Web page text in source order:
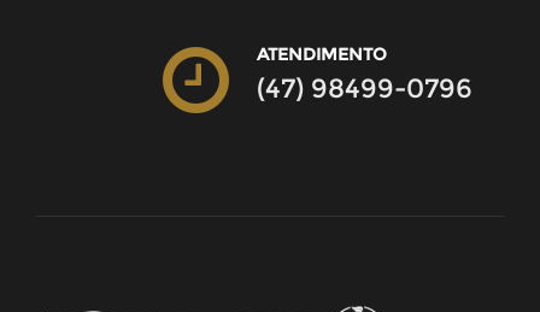
ATENDIMENTO
(47) 98499-0796